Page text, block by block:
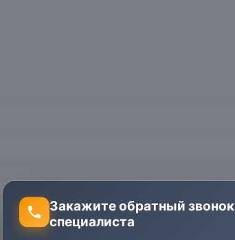
Закажите обратный звонок
специалиста